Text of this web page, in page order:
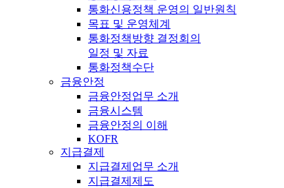
통화신용정책 운영의 일반원칙
목표 및 운영체계
통화정책방향 결정회의
일정 및 자료
통화정책수단
금융안정
금융안정업무 소개
금융시스템
금융안정의 이해
KOFR
지급결제
지급결제업무 소개
지급결제제도